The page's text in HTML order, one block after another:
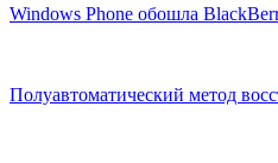
Windows Phone обошла
Полуавтоматический метод